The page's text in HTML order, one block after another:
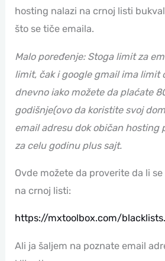
hosting nalazi na crnoj listi
što se tiče emaila.
Malo poređenje: Stoga limit za
limit, čak i google gmail ima limit
dnevno iako možete da plaćate
godišnje(ovo da koristite svoj
email adresu dok običan hosting
za celu godinu plus sajt.
Ovde možete da proverite da li
na crnoj listi:
https://mxtoolbox.com/
Ali ja šaljem na poznate email